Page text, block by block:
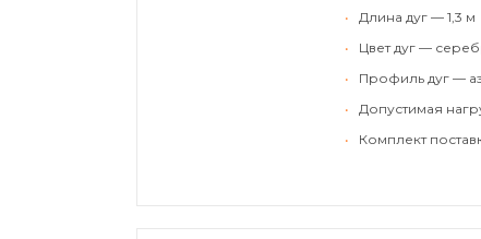
•
Длина дуг — 1,3 м
•
Цвет дуг —
•
Профиль дуг —
•
Допустимая
•
Комплект